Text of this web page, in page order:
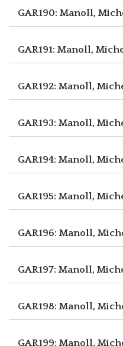
GAR190: Manoll,
GAR191: Manoll,
GAR192: Manoll,
GAR193: Manoll,
GAR194: Manoll,
GAR195: Manoll,
GAR196: Manoll,
GAR197: Manoll,
GAR198: Manoll,
GAR199: Manoll,